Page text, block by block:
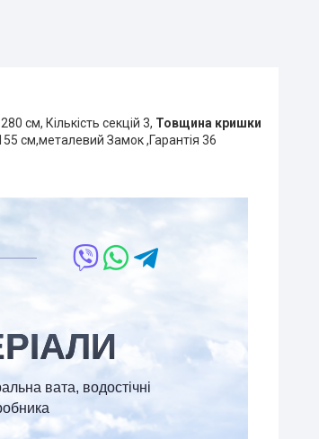
см, Кількість секцій 3, Товщина кришки
см,металевий Замок ,Гарантія 36
вата, водостічні